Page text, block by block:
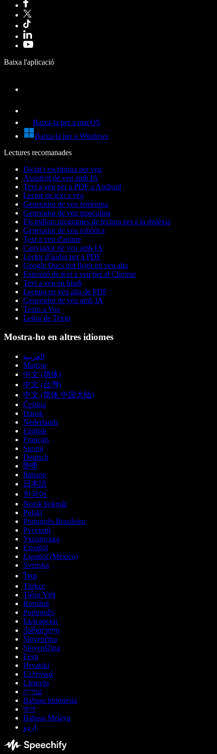
Baixa l'aplicació
Baixa-la per a macOS
Baixa-la per a Windows
Lectures recomanades
Dictat i escriptura per veu
Assistent de veu amb IA
Text a veu per a PDF a Android
Lector de text a veu
Generador de veu femenina
Generador de veu masculina
Els millors programes de lectura per a la dislèxia
Generador de veu robòtica
Text a veu d'anime
Canviador de veu amb IA
Lector d'àudio per a PDF
Google Docs pot llegir en veu alta
Extensió de text a veu per al Chrome
Text a veu en hindi
Lectura en veu alta de PDF
Generador de veu amb IA
Texto a Voz
Leitor de Texto
Mostra-ho en altres idiomes
العربية
Magyar
中文 (简体)
中文 (台灣)
中文 (简体 中国大陆)
Čeština
Dansk
Nederlands
English
Français
Suomi
Deutsch
हिन्दी
Italiano
日本語
한국어
Norsk bokmål
Polski
Português Brasileiro
Русский
Українська
Español
Español (México)
Svenska
ไทย
Türkçe
Tiếng Việt
Română
Português
Български
ქართული
Slovenčina
Slovenščina
Eesti
Hrvatski
Ελληνικά
Lietuvių
עברית
Bahasa Indonesia
বাংলা
Bahasa Melayu
اردو